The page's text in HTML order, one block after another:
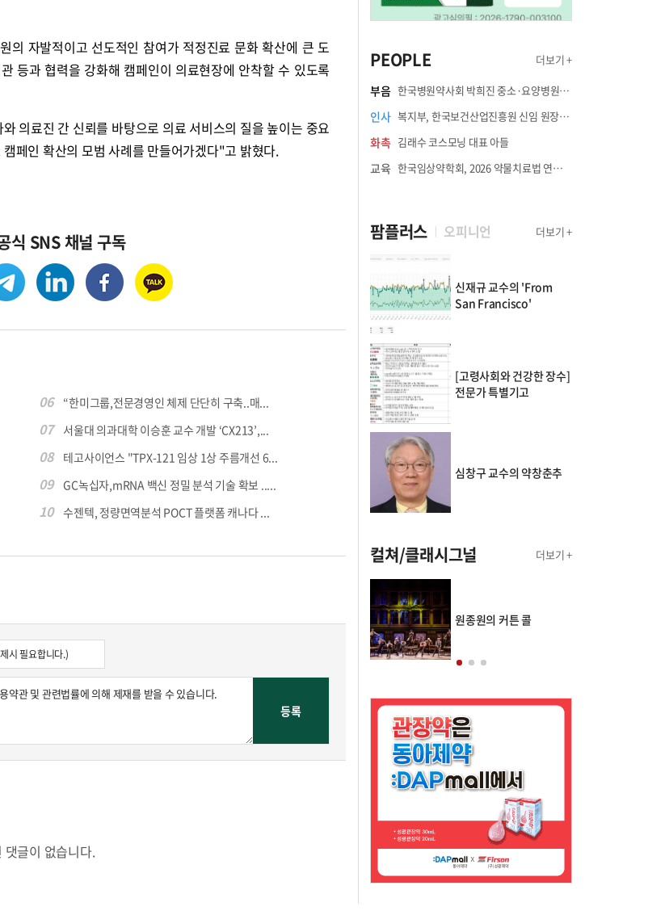
의 자발적이고 선도적인 참여가 적정진료 문화 확산에 큰 도
등과 협력을 강화해 캠페인이 의료현장에 안착할 수 있도록
의료진 간 신뢰를 바탕으로 의료 서비스의 질을 높이는 중요
페인 확산의 모범 사례를 만들어가겠다"고 밝혔다.
식 SNS 채널 구독
06 “한미그룹,전문경영인 체제 단단히 구축..매...
07 서울대 의과대학 이승훈 교수 개발 ‘CX213’,...
08 테고사이언스 "TPX-121 임상 1상 주름개선 6...
09 GC녹십자,mRNA 백신 정밀 분석 기술 확보 .....
10 수젠텍, 정량면역분석 POCT 플랫폼 캐나다 ...
댓글이 없습니다.
PEOPLE 더보기 +
부음 한국병원약사회 박희진 중소·요양병원이사(충청북도 청주의료원 약제팀장) 부친상
인사 복지부, 한국보건산업진흥원 신임 원장에 고상백 교수 임명
화촉 김래수 코스모닝 대표 아들
교육 한국임상약학회, 2026 약물치료법 연수강좌 8월 21일 개최
팜플러스 오피니언 더보기 +
신재규 교수의 'From
San Francisco'
[고령사회와 건강한 장수]
전문가 특별기고
심창구 교수의 약창춘추
컬쳐/클래시그널 더보기 +
안현정의 컬쳐포커스 박병준의 클래스토리 원종원의 커튼 콜